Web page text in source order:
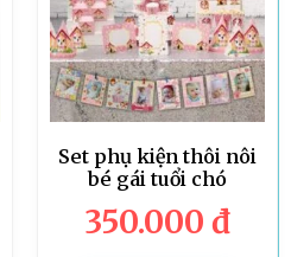
Set phụ kiện thôi nôi
bé gái tuổi chó
350.000 đ